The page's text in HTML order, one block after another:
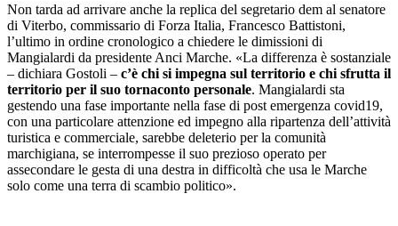
Non tarda ad arrivare anche la replica del segretario dem al senatore
di Viterbo, commissario di Forza Italia, Francesco Battistoni,
l’ultimo in ordine cronologico a chiedere le dimissioni di
Mangialardi da presidente Anci Marche. «La differenza è sostanziale
– dichiara Gostoli – c’è chi si impegna sul territorio e chi sfrutta il
territorio per il suo tornaconto personale. Mangialardi sta
gestendo una fase importante nella fase di post emergenza covid19,
con una particolare attenzione ed impegno alla ripartenza dell’attività
turistica e commerciale, sarebbe deleterio per la comunità
marchigiana, se interrompesse il suo prezioso operato per
assecondare le gesta di una destra in difficoltà che usa le Marche
solo come una terra di scambio politico».